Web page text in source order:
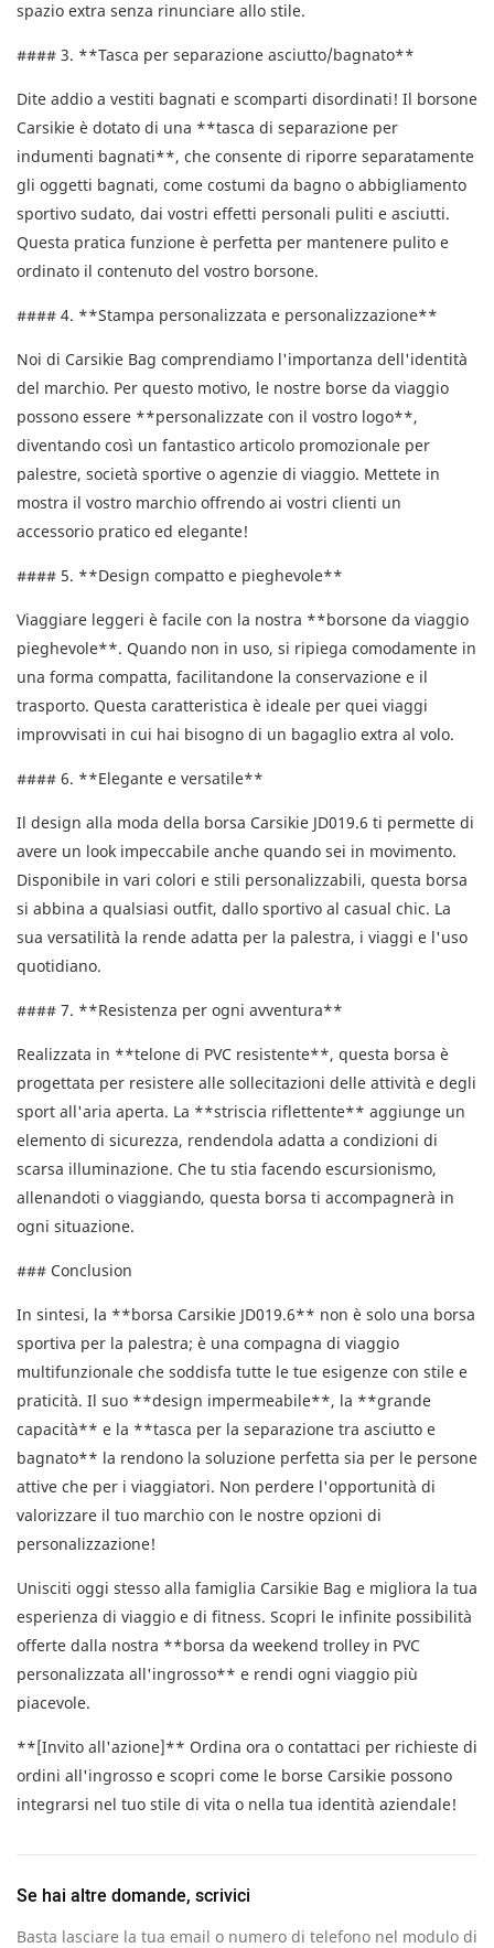
spazio extra senza rinunciare allo stile.
#### 3. **Tasca per separazione asciutto/bagnato**
Dite addio a vestiti bagnati e scomparti disordinati! Il borsone
Carsikie è dotato di una **tasca di separazione per
indumenti bagnati**, che consente di riporre separatamente
gli oggetti bagnati, come costumi da bagno o abbigliamento
sportivo sudato, dai vostri effetti personali puliti e asciutti.
Questa pratica funzione è perfetta per mantenere pulito e
ordinato il contenuto del vostro borsone.
#### 4. **Stampa personalizzata e personalizzazione**
Noi di Carsikie Bag comprendiamo l'importanza dell'identità
del marchio. Per questo motivo, le nostre borse da viaggio
possono essere **personalizzate con il vostro logo**,
diventando così un fantastico articolo promozionale per
palestre, società sportive o agenzie di viaggio. Mettete in
mostra il vostro marchio offrendo ai vostri clienti un
accessorio pratico ed elegante!
#### 5. **Design compatto e pieghevole**
Viaggiare leggeri è facile con la nostra **borsone da viaggio
pieghevole**. Quando non in uso, si ripiega comodamente in
una forma compatta, facilitandone la conservazione e il
trasporto. Questa caratteristica è ideale per quei viaggi
improvvisati in cui hai bisogno di un bagaglio extra al volo.
#### 6. **Elegante e versatile**
Il design alla moda della borsa Carsikie JD019.6 ti permette di
avere un look impeccabile anche quando sei in movimento.
Disponibile in vari colori e stili personalizzabili, questa borsa
si abbina a qualsiasi outfit, dallo sportivo al casual chic. La
sua versatilità la rende adatta per la palestra, i viaggi e l'uso
quotidiano.
#### 7. **Resistenza per ogni avventura**
Realizzata in **telone di PVC resistente**, questa borsa è
progettata per resistere alle sollecitazioni delle attività e degli
sport all'aria aperta. La **striscia riflettente** aggiunge un
elemento di sicurezza, rendendola adatta a condizioni di
scarsa illuminazione. Che tu stia facendo escursionismo,
allenandoti o viaggiando, questa borsa ti accompagnerà in
ogni situazione.
### Conclusion
In sintesi, la **borsa Carsikie JD019.6** non è solo una borsa
sportiva per la palestra; è una compagna di viaggio
multifunzionale che soddisfa tutte le tue esigenze con stile e
praticità. Il suo **design impermeabile**, la **grande
capacità** e la **tasca per la separazione tra asciutto e
bagnato** la rendono la soluzione perfetta sia per le persone
attive che per i viaggiatori. Non perdere l'opportunità di
valorizzare il tuo marchio con le nostre opzioni di
personalizzazione!
Unisciti oggi stesso alla famiglia Carsikie Bag e migliora la tua
esperienza di viaggio e di fitness. Scopri le infinite possibilità
offerte dalla nostra **borsa da weekend trolley in PVC
personalizzata all'ingrosso** e rendi ogni viaggio più
piacevole.
**[Invito all'azione]** Ordina ora o contattaci per richieste di
ordini all'ingrosso e scopri come le borse Carsikie possono
integrarsi nel tuo stile di vita o nella tua identità aziendale!
Se hai altre domande, scrivici
Basta lasciare la tua email o numero di telefono nel modulo di